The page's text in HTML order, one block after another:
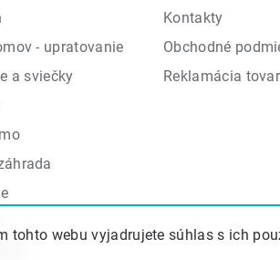
tohto webu vyjadrujete súhlas s ich
- upratovanie
a sviečky
Kontakty
Obchodné
Reklamácia